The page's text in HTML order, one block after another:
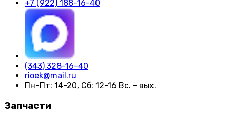
+7 (922) 188-16-40
(343) 328-16-40
rioek@mail.ru
Пн-Пт: 14-20, Сб: 12-16 Вс. - вых.
Запчасти